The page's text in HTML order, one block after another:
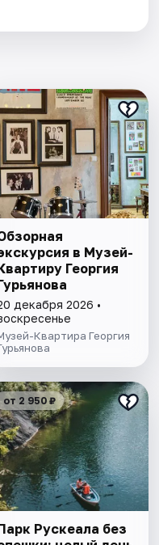
в Музей-
Георгия
декабря 2026 •
Квартира Георгия
от 2 950 ₽
Рускеала без